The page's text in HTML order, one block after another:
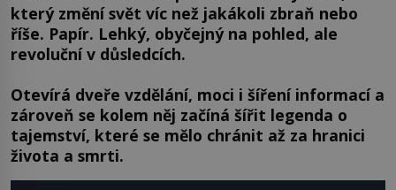
který změní svět víc než jakákoli zbraň nebo
říše. Papír. Lehký, obyčejný na pohled, ale
revoluční v důsledcích.
Otevírá dveře vzdělání, moci i šíření informací a
zároveň se kolem něj začíná šířit legenda o
tajemství, které se mělo chránit až za hranici
života a smrti.